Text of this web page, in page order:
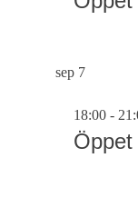
sep 7
18:00 -
Öppet